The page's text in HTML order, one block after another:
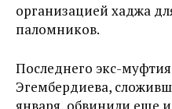
организацией хаджа
паломников.
Последнего экс-
Эгембердиева,